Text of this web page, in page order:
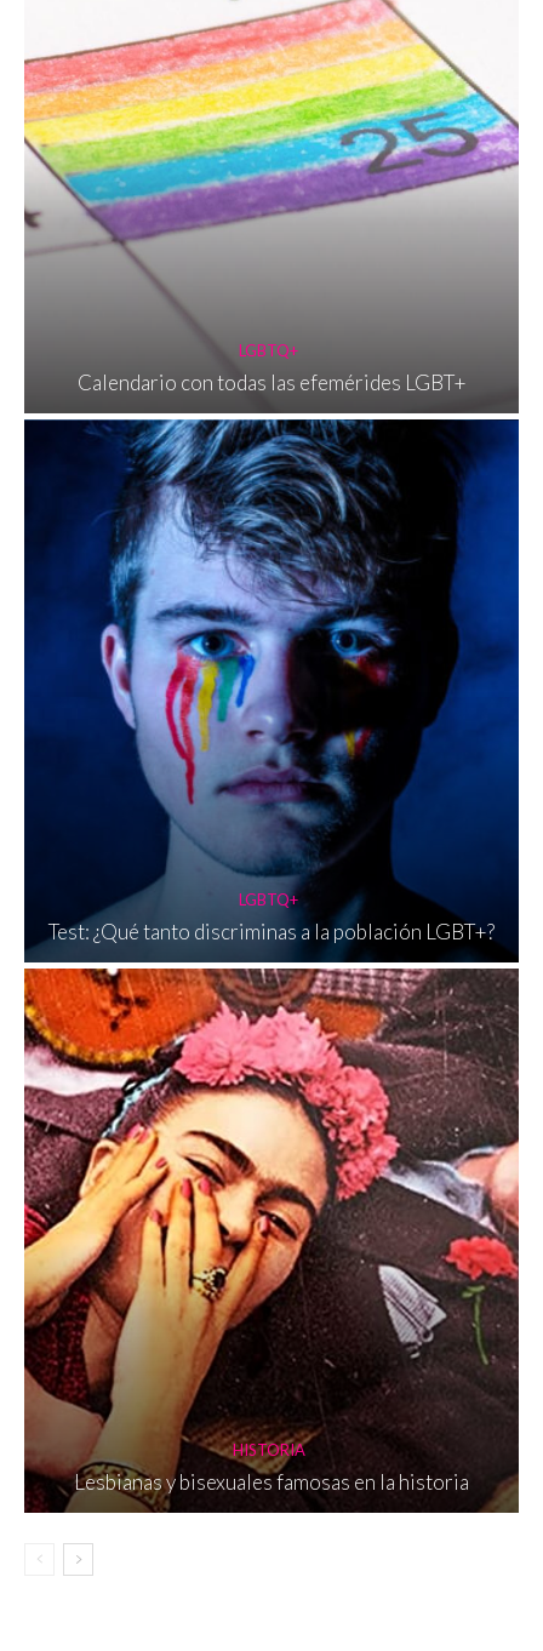
LGBTQ+
Calendario con todas las efemérides LGBT+
LGBTQ+
Test: ¿Qué tanto discriminas a la población LGBT+?
HISTORIA
Lesbianas y bisexuales famosas en la historia